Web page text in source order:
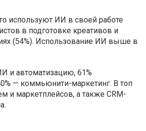
используют ИИ в своей работе
в подготовке креативов и
(54%). Использование ИИ выше в
и автоматизацию, 61%
— коммьюнити-маркетинг. В топ
и маркетплейсов, а также CRM-